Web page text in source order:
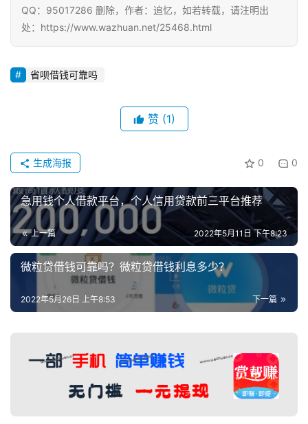
QQ：95017286 删除，作者：追忆，如若转载，请注明出
处：https://www.wazhuan.net/25468.html
省呗借钱可靠吗
赞 (1)
0 0
生成海报
急用钱个人借款平台，个人信用贷款前三平台推荐
上一篇 2022年5月11日 下午8:23
微粒贷借钱可靠吗？微粒贷借钱利息多少？
下一篇
2022年5月26日 上午8:53